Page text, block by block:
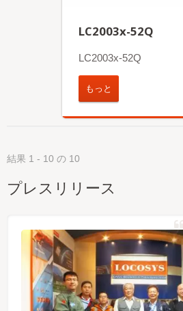
LC2003x-52Q
LC2003x-52Q
もっと
結果 1 - 10 の 10
プレスリリース